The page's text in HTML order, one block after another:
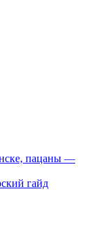
пацаны —
гайд